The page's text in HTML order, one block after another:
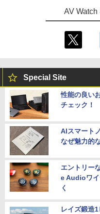
AV Watch
Special Site
性能の良い
チェック！
AIスマート
なぜ魅力的
エントリー
e Audioワイ
く
レイズ鍛造